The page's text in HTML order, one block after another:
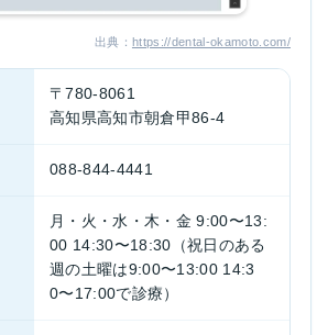
出典： https://dental-okamoto.com/
〒780-8061
高知県高知市朝倉甲86-4
088-844-4441
月・火・水・木・金 9:00〜13:
00 14:30〜18:30（祝日のある
週の土曜は9:00〜13:00 14:3
0〜17:00で診療）